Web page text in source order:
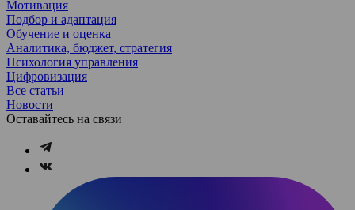
Мотивация
Подбор и адаптация
Обучение и оценка
Аналитика, бюджет, стратегия
Психология управления
Цифровизация
Все статьи
Новости
Оставайтесь на связи